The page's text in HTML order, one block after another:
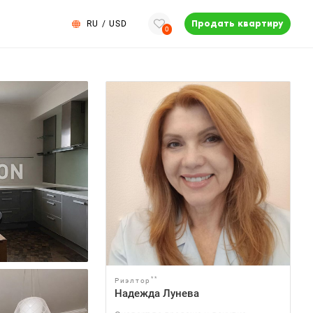
RU / USD
0
Продать квартиру
Риэлтор **
Надежда Лунева